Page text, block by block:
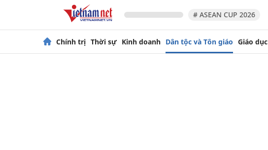
# ASEAN CUP 2026
Chính trị Thời sự Kinh doanh Dân tộc và Tôn giáo Giáo dục